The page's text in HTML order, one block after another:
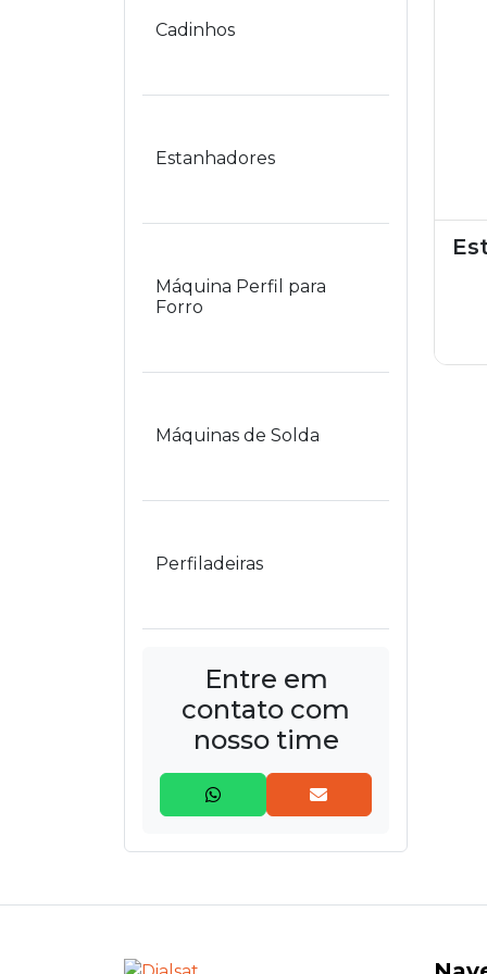
Cadinhos
Estanhadores
Máquina Perfil para
Forro
Máquinas de Solda
Perfiladeiras
Entre em
contato com
nosso time